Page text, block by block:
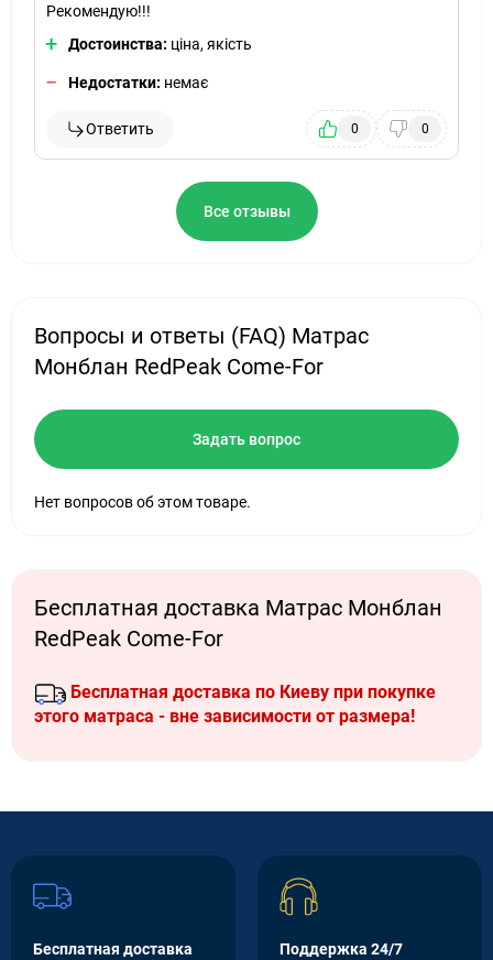
Рекомендую!!!
Достоинства: ціна, якість
Недостатки: немає
Ответить 0 0
Все отзывы
Вопросы и ответы (FAQ) Матрас
Монблан RedPeak Come-For
Задать вопрос
Нет вопросов об этом товаре.
Бесплатная доставка Матрас Монблан
RedPeak Come-For
Бесплатная доставка по Киеву при покупке
этого матраса - вне зависимости от размера!
Бесплатная доставка Поддержка 24/7